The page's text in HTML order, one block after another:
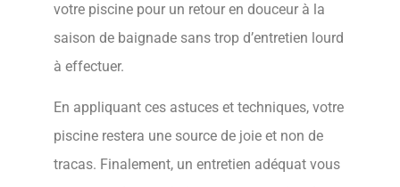
votre piscine pour un retour en douceur à la
saison de baignade sans trop d’entretien lourd
à effectuer.
En appliquant ces astuces et techniques, votre
piscine restera une source de joie et non de
tracas. Finalement, un entretien adéquat vous